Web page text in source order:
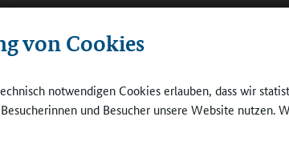
von Cookies
notwendigen Cookies erlauben, dass wir
und Besucher unsere Website nutzen.
werden ab Klasse 7 Geografie und ab Klasse
zum Schulleben. Deren Wert
Theresia Zapke anhand ihrer eigenen
der konkrete Anlass, eine andere Sprache zu nutzen